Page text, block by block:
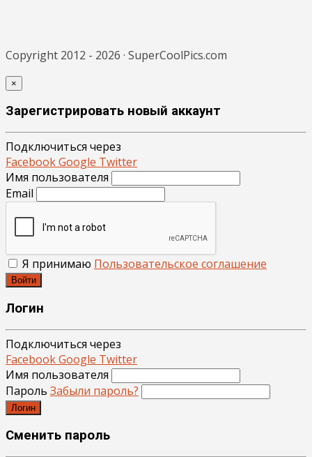
Copyright 2012 - 2026 · SuperCoolPics.com
×
Зарегистрировать новый аккаунт
Подключиться через
FacebookGoogle Twitter
Имя пользователя
Email
Я принимаю Пользовательское соглашение
Войти
Логин
Подключиться через
FacebookGoogle Twitter
Имя пользователя
Пароль Забыли пароль?
Логин
Сменить пароль